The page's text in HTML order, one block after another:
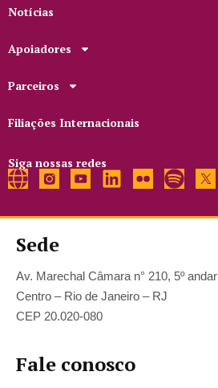
Notícias
Apoiadores
Parceiros
Filiações Internacionais
Siga nossas redes
Sede
Av. Marechal Câmara n° 210, 5º andar
Centro – Rio de Janeiro – RJ
CEP 20.020-080
Fale conosco